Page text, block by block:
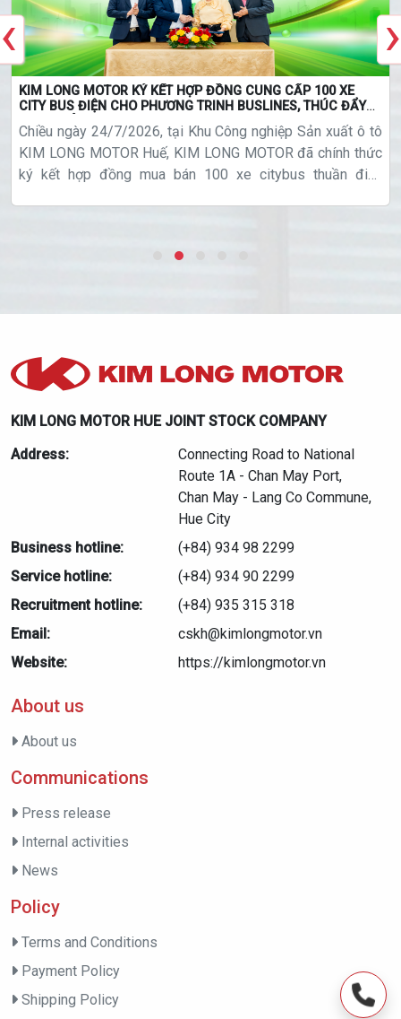
KIM LONG MOTOR KÝ KẾT HỢP ĐỒNG CUNG CẤP 100 XE
CITY BUS ĐIỆN CHO PHƯƠNG TRINH BUSLINES, THÚC ĐẨY
GIAO THÔNG XANH
Chiều ngày 24/7/2026, tại Khu Công nghiệp Sản xuất ô tô
KIM LONG MOTOR Huế, KIM LONG MOTOR đã chính thức
ký kết hợp đồng mua bán 100 xe citybus thuần điện
‹ ›
KIM LONG MOTOR HUE JOINT STOCK COMPANY
Address:
Connecting Road to National
Route 1A - Chan May Port,
Chan May - Lang Co Commune,
Hue City
Business hotline:
(+84) 934 98 2299
Service hotline:
(+84) 934 90 2299
Recruitment hotline:
(+84) 935 315 318
Email:
cskh@kimlongmotor.vn
Website:
https://kimlongmotor.vn
About us
About us
Communications
Press release
Internal activities
News
Policy
Terms and Conditions
Payment Policy
Shipping Policy